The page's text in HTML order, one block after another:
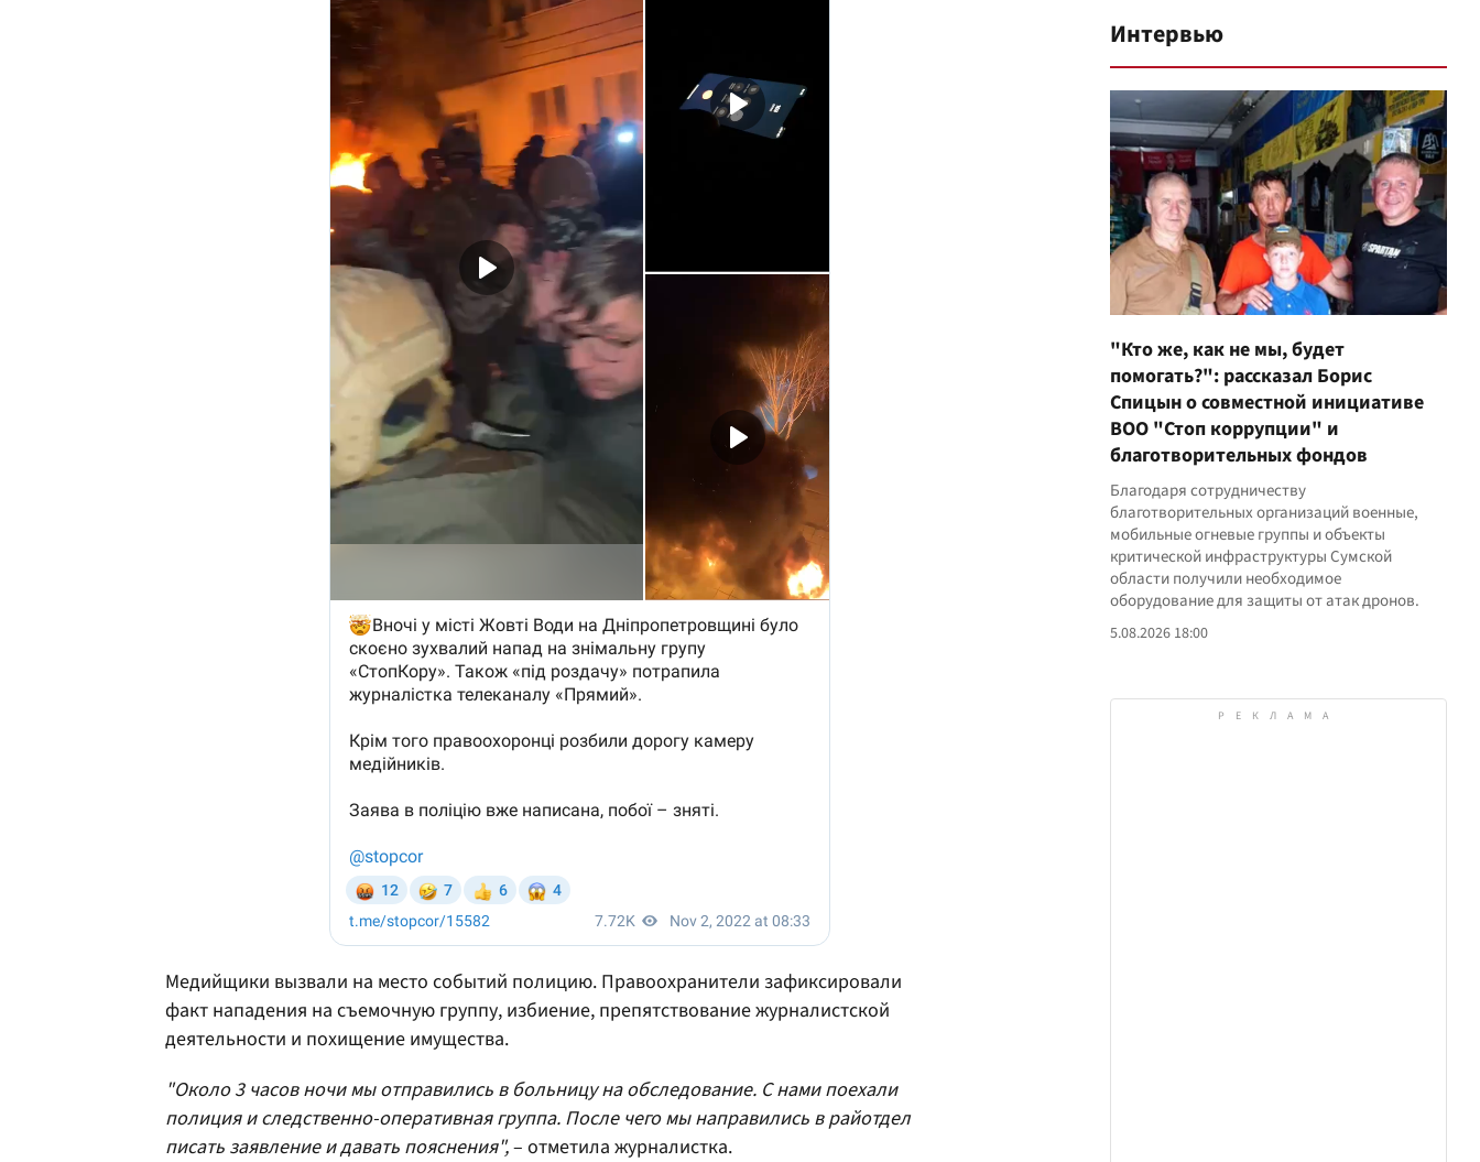
Медийщики вызвали на место событий полицию. Правоохранители зафиксировали
факт нападения на съемочную группу, избиение, препятствование журналистской
деятельности и похищение имущества.
"Около 3 часов ночи мы отправились в больницу на обследование. С нами поехали
полиция и следственно-оперативная группа. После чего мы направились в райотдел
писать заявление и давать пояснения",– отметила журналистка.
Интервью
"Кто же, как не мы, будет
помогать?": рассказал Борис
Спицын о совместной инициативе
ВОО "Стоп коррупции" и
благотворительных фондов
Благодаря сотрудничеству
благотворительных организаций военные,
мобильные огневые группы и объекты
критической инфраструктуры Сумской
области получили необходимое
оборудование для защиты от атак дронов.
5.08.2026 18:00